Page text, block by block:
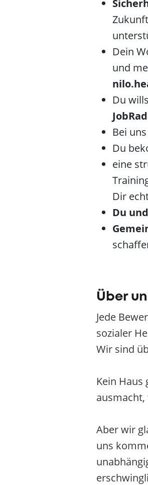
Dein
und
Du
JobRad
Bei
Du
eine
Dir
Du
Über
Jede
sozialer
Wir sind
Kein
Aber wir
uns